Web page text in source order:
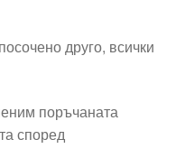
друго, всички
поръчаната
според